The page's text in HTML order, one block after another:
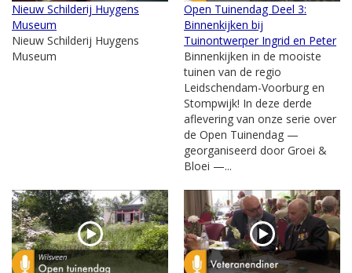
Nieuw Schilderij Huygens
Museum
Nieuw Schilderij Huygens
Museum
Open Tuinendag Deel 3:
Binnenkijken bij
Tuinontwerper Ingrid en Peter
Binnenkijken in de mooiste
tuinen van de regio
Leidschendam-Voorburg en
Stompwijk! In deze derde
aflevering van onze serie over
de Open Tuinendag —
georganiseerd door Groei &
Bloei —...